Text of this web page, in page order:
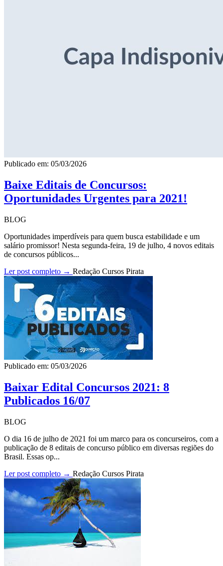
Publicado em: 05/03/2026
Baixe Editais de Concursos:
Oportunidades Urgentes para 2021!
BLOG
Oportunidades imperdíveis para quem busca estabilidade e um
salário promissor! Nesta segunda-feira, 19 de julho, 4 novos editais
de concursos públicos...
Ler post completo → Redação Cursos Pirata
Publicado em: 05/03/2026
Baixar Edital Concursos 2021: 8
Publicados 16/07
BLOG
O dia 16 de julho de 2021 foi um marco para os concurseiros, com a
publicação de 8 editais de concurso público em diversas regiões do
Brasil. Essas op...
Ler post completo → Redação Cursos Pirata